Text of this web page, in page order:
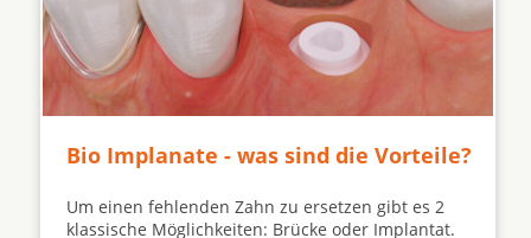
Bio Implanate - was sind die Vorteile?
Um einen fehlenden Zahn zu ersetzen gibt es 2
klassische Möglichkeiten: Brücke oder Implantat.